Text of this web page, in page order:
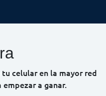
celular en la mayor red
a ganar.